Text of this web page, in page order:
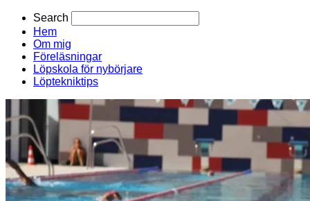
Search
Hem
Om mig
Föreläsningar
Löpskola för nybörjare
Löptekniktips